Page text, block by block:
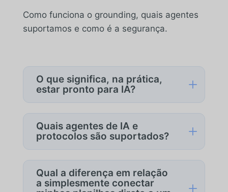
Como funciona o grounding, quais agentes
suportamos e como é a segurança.
O que significa, na prática,
estar pronto para IA?
L
Os dados das suas planilhas foram
normalizados, governados e tornados
estáveis em termos de schema, para
que agentes de IA (Gemini, MCP ou
sem alucinar com arquivos duplicados
ou fórmulas desatualizadas. Seus
agentes enxergam um único conjunto de
Quais agentes de IA e
protocolos são suportados?
L
A camada AI-Ready da Sheetgo expõe
os dados ao Gemini Enterprise, a
agentes compatíveis com MCP e a
Qual a diferença em relação
a simplesmente conectar
L